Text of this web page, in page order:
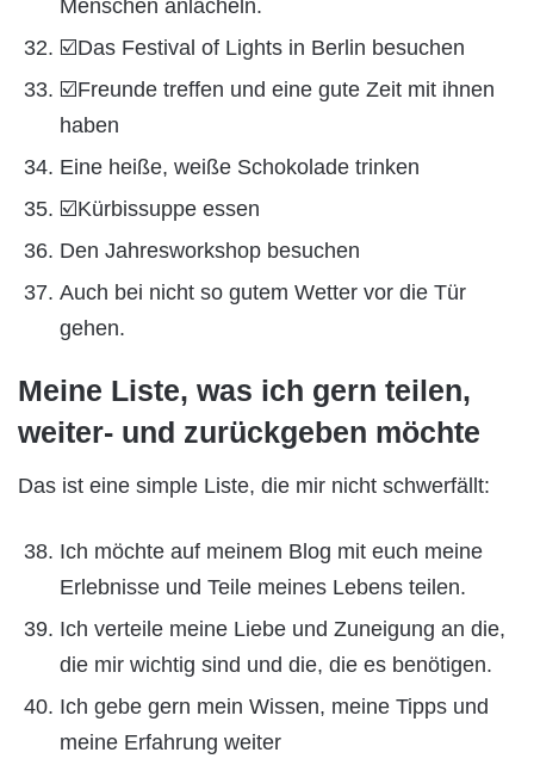
Menschen anlächeln.
☑️Das Festival of Lights in Berlin besuchen
☑️Freunde treffen und eine gute Zeit mit ihnen
haben
Eine heiße, weiße Schokolade trinken
☑️Kürbissuppe essen
Den Jahresworkshop besuchen
Auch bei nicht so gutem Wetter vor die Tür
gehen.
Meine Liste, was ich gern teilen,
weiter- und zurückgeben möchte
Das ist eine simple Liste, die mir nicht schwerfällt:
Ich möchte auf meinem Blog mit euch meine
Erlebnisse und Teile meines Lebens teilen.
Ich verteile meine Liebe und Zuneigung an die,
die mir wichtig sind und die, die es benötigen.
Ich gebe gern mein Wissen, meine Tipps und
meine Erfahrung weiter